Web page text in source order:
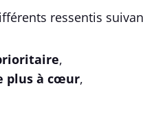
ressentis
,
plus à cœur,